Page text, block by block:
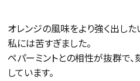
オレンジの風味をより強く出した
私には苦すぎました。
ペパーミントとの相性が抜群で
しています。